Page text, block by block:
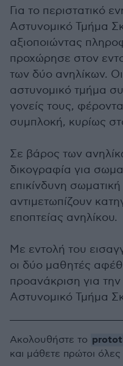
Για το περιστατικό
Αστυνομικό Τμήμα
αξιοποιώντας
προχώρησε στον
των δύο ανηλίκων.
αστυνομικό τμήμα
γονείς τους,
συμπλοκή, κυρίως
Σε βάρος των
δικογραφία για
επικίνδυνη
αντιμετωπίζουν
εποπτείας ανηλίκου.
Με εντολή του
οι δύο μαθητές
προανάκριση για
Αστυνομικό Τμήμα
Ακολουθήστε το
και μάθετε πρώτοι όλες